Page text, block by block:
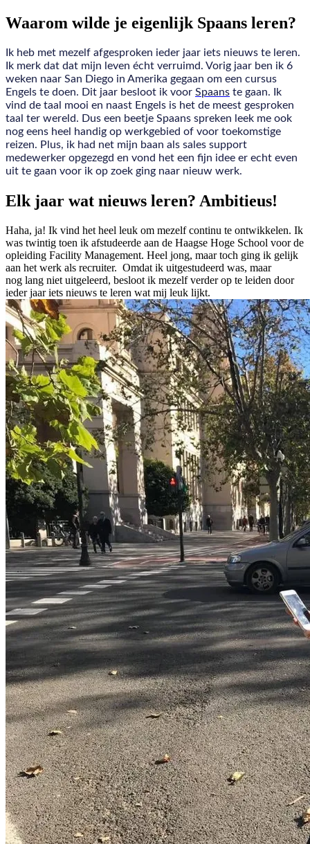
Waarom wilde je eigenlijk Spaans leren?
Ik heb met mezelf afgesproken ieder jaar iets nieuws te leren.
Ik merk dat dat mijn leven écht verruimd. Vorig jaar ben ik 6
weken naar San Diego in Amerika gegaan om een cursus
Engels te doen. Dit jaar besloot ik voor Spaans te gaan. Ik
vind de taal mooi en naast Engels is het de meest gesproken
taal ter wereld. Dus een beetje Spaans spreken leek me ook
nog eens heel handig op werkgebied of voor toekomstige
reizen. Plus, ik had net mijn baan als sales support
medewerker opgezegd en vond het een fijn idee er echt even
uit te gaan voor ik op zoek ging naar nieuw werk.
Elk jaar wat nieuws leren? Ambitieus!
Haha, ja! Ik vind het heel leuk om mezelf continu te ontwikkelen. Ik
was twintig toen ik afstudeerde aan de Haagse Hoge School voor de
opleiding Facility Management. Heel jong, maar toch ging ik gelijk
aan het werk als recruiter. Omdat ik uitgestudeerd was, maar
nog lang niet uitgeleerd, besloot ik mezelf verder op te leiden door
ieder jaar iets nieuws te leren wat mij leuk lijkt.